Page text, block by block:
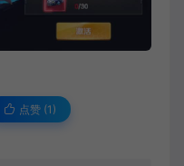
点赞 (1 )